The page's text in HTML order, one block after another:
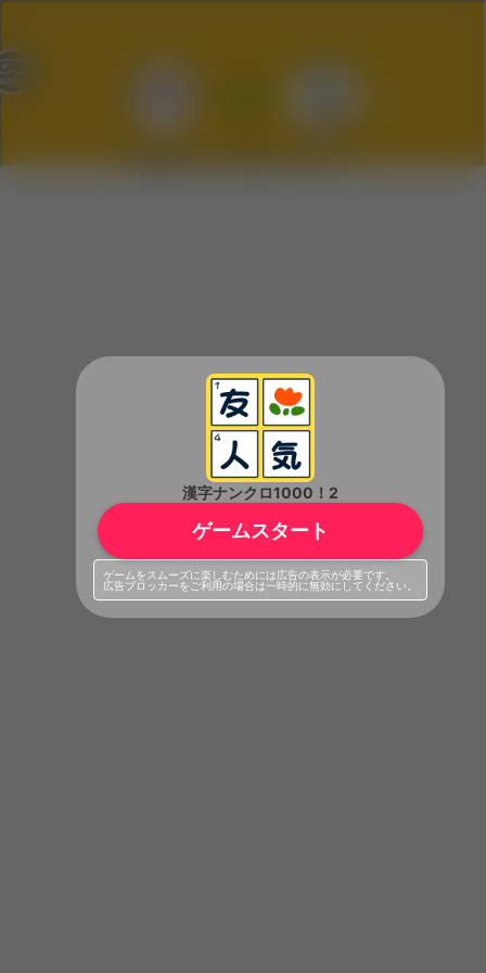
漢字ナンクロ1000！2
ゲームスタート
ゲームをスムーズに楽しむためには広告の表示が必要です。
広告ブロッカーをご利用の場合は一時的に無効にしてください。